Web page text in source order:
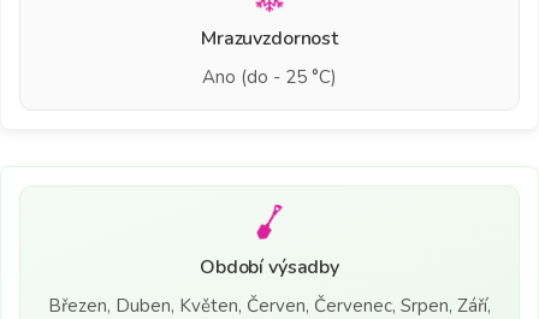
Mrazuvzdornost
Ano (do - 25 °C)
Období výsadby
Březen, Duben, Květen, Červen, Červenec, Srpen, Září,